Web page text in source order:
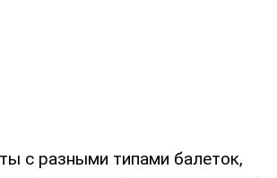
с разными типами балеток,